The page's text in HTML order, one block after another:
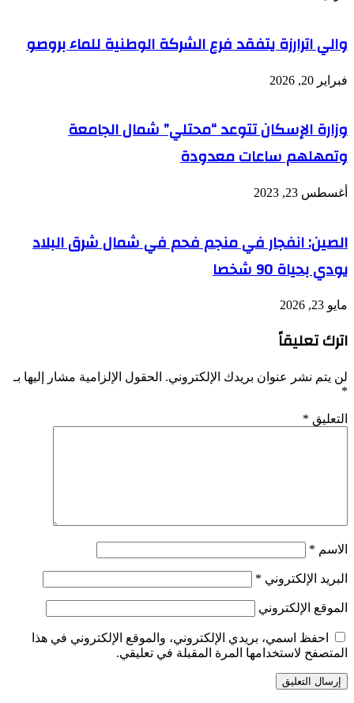
والي اترارزة يتفقد فرع الشركة الوطنية للماء بروصو
فبراير 20, 2026
وزارة الإسكان تتوعد “محتلي” شمال الجامعة
وتمهلهم ساعات معدودة
أغسطس 23, 2023
الصين: انفجار في منجم فحم في شمال شرق البلاد
يودي بحياة 90 شخصا
مايو 23, 2026
اترك تعليقاً
لن يتم نشر عنوان بريدك الإلكتروني. الحقول الإلزامية مشار إليها بـ
*
التعليق *
الاسم *
البريد الإلكتروني *
الموقع الإلكتروني
احفظ اسمي، بريدي الإلكتروني، والموقع الإلكتروني في هذا
المتصفح لاستخدامها المرة المقبلة في تعليقي.